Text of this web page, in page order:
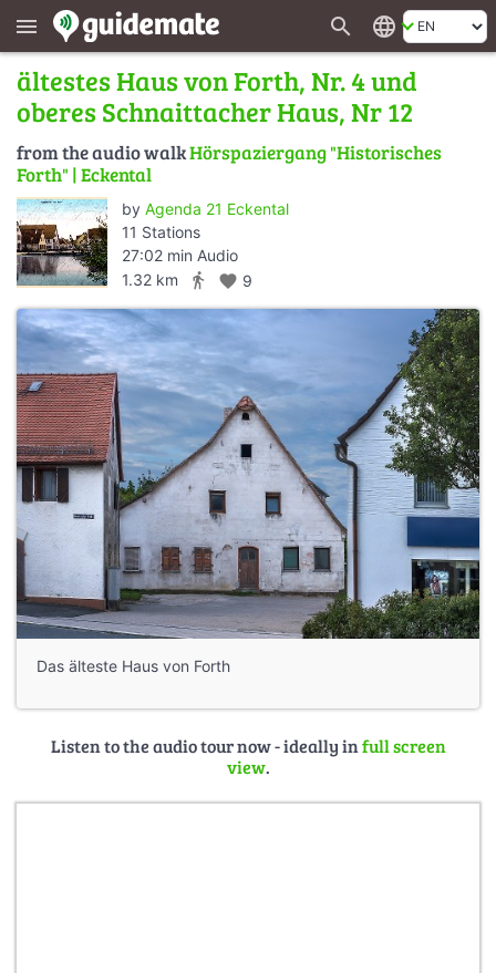
menu search language
ältestes Haus von Forth, Nr. 4 und
oberes Schnaittacher Haus, Nr 12
from the audio walkHörspaziergang "Historisches
Forth" | Eckental
by Agenda 21 Eckental
11 Stations
27:02 min Audio
1.32 km
directions_walk favorite 9
Das älteste Haus von Forth
Listen to the audio tour now - ideally infull screen
view.